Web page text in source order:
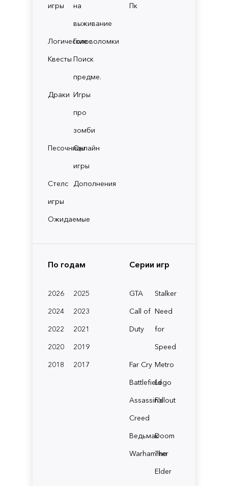
игры
на
выживание
ЛогическиеГоловоломки
Квесты Поиск
предме.
Драки Игры
про
зомби
ПесочницыОнлайн
игры
Стелс
игры
Дополнения
Ожидаемые
Пк
По годам
2026
2025
2024
2023
2022
2021
2020
2019
2018
2017
Серии игр
GTA
Stalker
Call of
Duty
Need
for
Speed
Far Cry Metro
BattlefieldLego
Assassin's
Creed
Fallout
ВедьмакDoom
Warhammer
The
Elder